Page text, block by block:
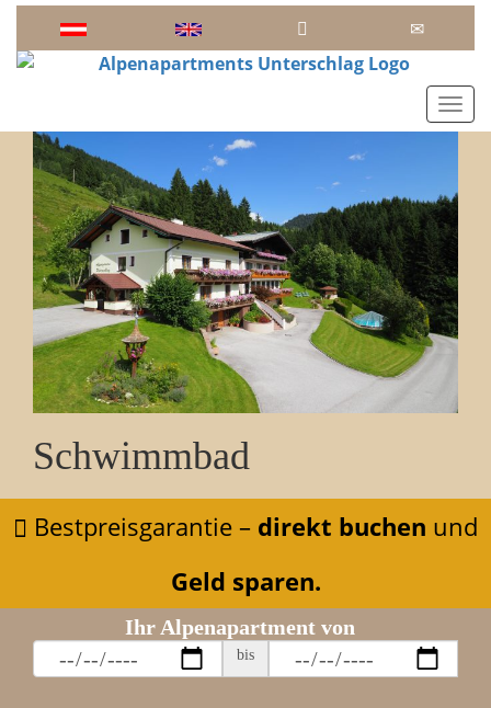
Schwimmbad
Bestpreisgarantie – direkt buchen und
Geld sparen.
Ihr Alpenapartment von
bis